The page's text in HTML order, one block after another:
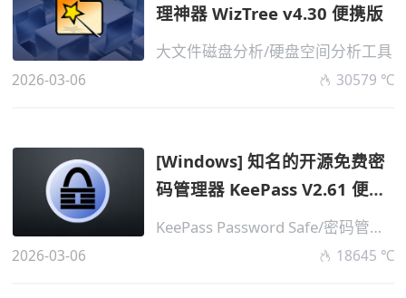
理神器 WizTree v4.30 便携版
大文件磁盘分析/硬盘空间分析工具
2026-03-06 30579 ℃
[Windows] 知名的开源免费密
码管理器 KeePass V2.61 便携
版
KeePass Password Safe/密码管理软件
2026-03-06 18645 ℃